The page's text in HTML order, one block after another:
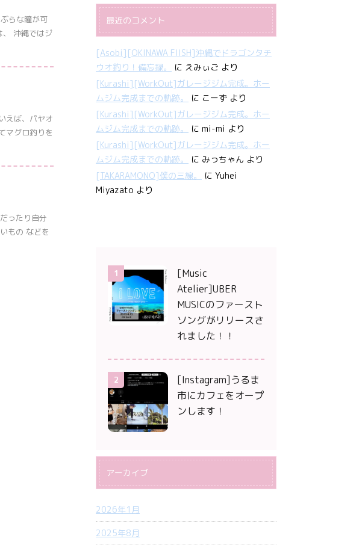
らな瞳が可
沖縄ではジ
えば、パヤオ
マグロ釣りを
ったり自分
もの などを
最近のコメント
[Asobi][OKINAWA FIISH]沖縄でドラゴンタチ
ウオ釣り！備忘録。
に えみぃご より
[Kurashi][WorkOut]ガレージジム完成。ホー
ムジム完成までの軌跡。
に こーず より
[Kurashi][WorkOut]ガレージジム完成。ホー
ムジム完成までの軌跡。
に mi-mi より
[Kurashi][WorkOut]ガレージジム完成。ホー
ムジム完成までの軌跡。
に みっちゃん より
[TAKARAMONO]僕の三線。
に Yuhei
Miyazato より
1
[Music
Atelier]UBER
MUSICのファースト
ソングがリリースさ
れました！！
2
[Instagram]うるま
市にカフェをオープ
ンします！
アーカイブ
2026年1月
2025年8月